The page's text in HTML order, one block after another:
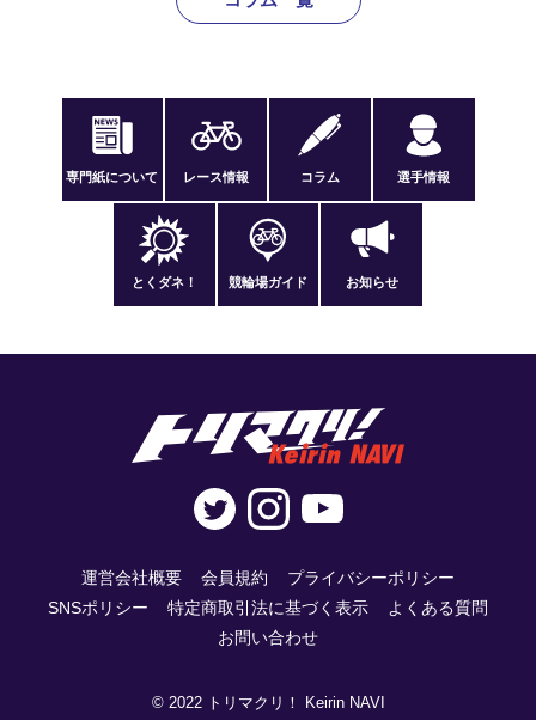
専門紙について レース情報 コラム 選手情報
とくダネ！ 競輪場ガイド お知らせ
運営会社概要 会員規約
プライバシーポリシー
SNSポリシー
特定商取引法に基づく表示
よくある質問
お問い合わせ
© 2022 トリマクリ！ Keirin NAVI